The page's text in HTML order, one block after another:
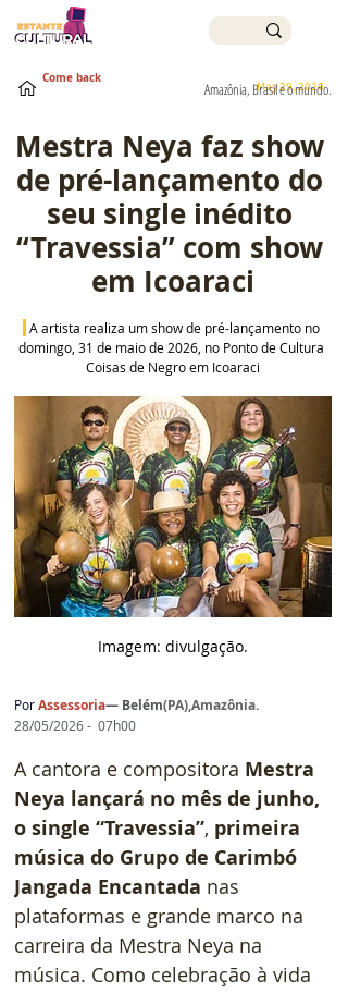
May 29, 2026
Amazônia, Brasil e o mundo.
Come back
Mestra Neya faz show
de pré-lançamento do
seu single inédito
“Travessia” com show
em Icoaraci
A artista realiza um show de pré-lançamento no
domingo, 31 de maio de 2026, no Ponto de Cultura
Coisas de Negro em Icoaraci
Imagem: divulgação.
Por Assessoria— Belém(PA),Amazônia.
28/05/2026 -  07h00
A cantora e compositora Mestra
Neya lançará no mês de junho,
o single “Travessia”, primeira
música do Grupo de Carimbó
Jangada Encantada nas
plataformas e grande marco na
carreira da Mestra Neya na
música. Como celebração à vida